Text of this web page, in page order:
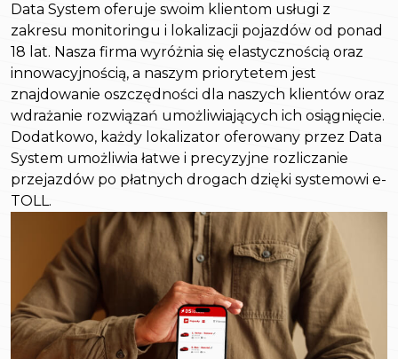
Data System oferuje swoim klientom usługi z
zakresu monitoringu i lokalizacji pojazdów od ponad
18 lat. Nasza firma wyróżnia się elastycznością oraz
innowacyjnością, a naszym priorytetem jest
znajdowanie oszczędności dla naszych klientów oraz
wdrażanie rozwiązań umożliwiających ich osiągnięcie.
Dodatkowo, każdy lokalizator oferowany przez Data
System umożliwia łatwe i precyzyjne rozliczanie
przejazdów po płatnych drogach dzięki systemowi e-
TOLL.